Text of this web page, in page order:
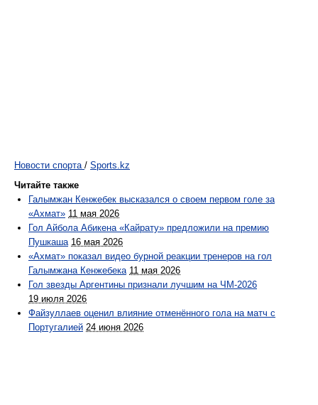
Новости спорта / Sports.kz
Читайте также
Галымжан Кенжебек высказался о своем первом голе за
«Ахмат» 11 мая 2026
Гол Айбола Абикена «Кайрату» предложили на премию
Пушкаша 16 мая 2026
«Ахмат» показал видео бурной реакции тренеров на гол
Галымжана Кенжебека 11 мая 2026
Гол звезды Аргентины признали лучшим на ЧМ-2026
19 июля 2026
Файзуллаев оценил влияние отменённого гола на матч с
Португалией 24 июня 2026